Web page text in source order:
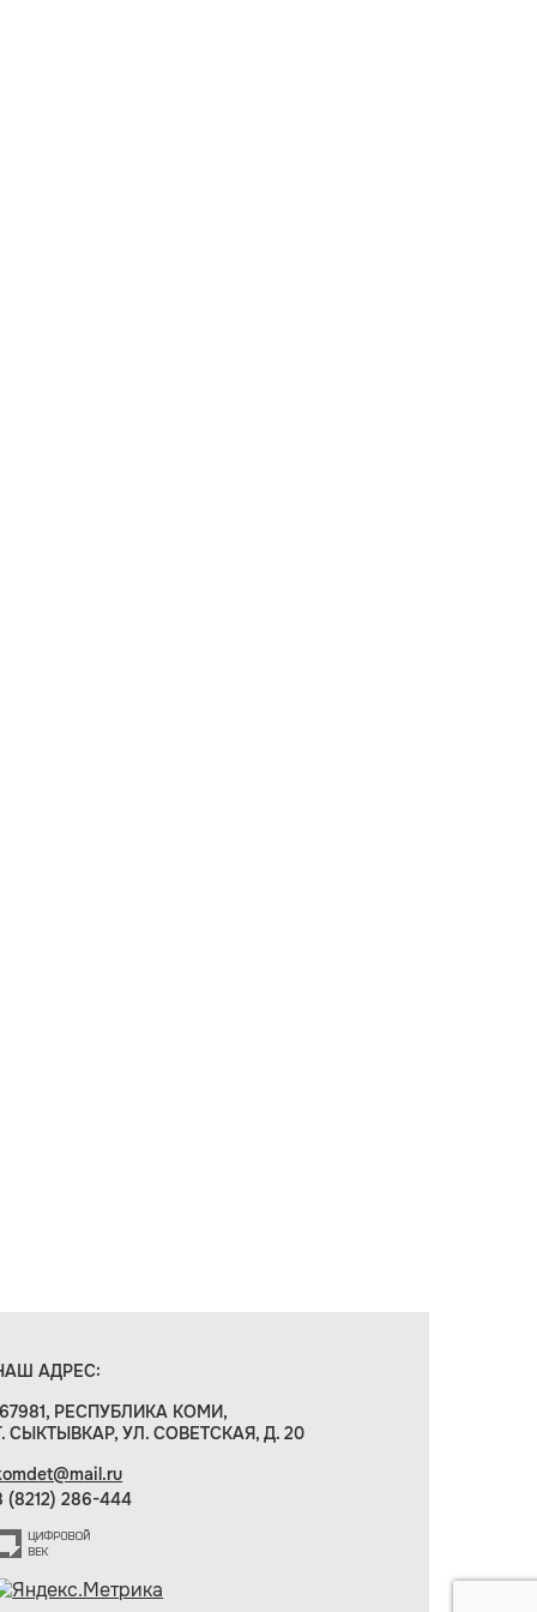
АДРЕС:
РЕСПУБЛИКА КОМИ,
СЫКТЫВКАР, УЛ. СОВЕТСКАЯ, Д. 20
(8212) 286-444